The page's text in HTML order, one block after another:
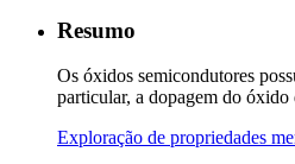
Resumo
Os óxidos semicondutores
particular, a dopagem do óxido
Exploração de propriedades